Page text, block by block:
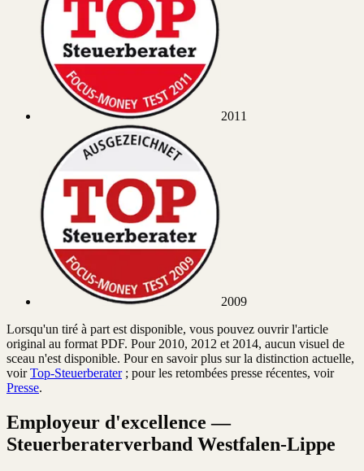
2011
2009
Lorsqu'un tiré à part est disponible, vous pouvez ouvrir l'article
original au format PDF. Pour 2010, 2012 et 2014, aucun visuel de
sceau n'est disponible. Pour en savoir plus sur la distinction actuelle,
voirTop-Steuerberater; pour les retombées presse récentes, voir
Presse.
Employeur d'excellence —
Steuerberaterverband Westfalen-Lippe